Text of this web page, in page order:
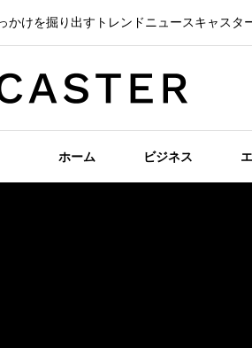
かけを掘り出すトレンドニュースキャスタ
ホーム ビジネス